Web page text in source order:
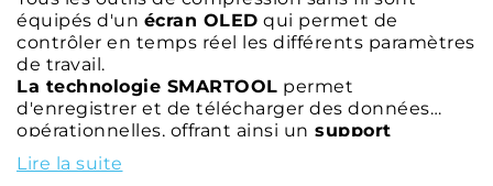
équipés d'un écran OLED qui permet de
contrôler en temps réel les différents paramètres
de travail.
La technologie SMARTOOL permet
d'enregistrer et de télécharger des données
opérationnelles, offrant ainsi un support
numérique
Ces caractéristiques innovantes font des outils
Lire la suite